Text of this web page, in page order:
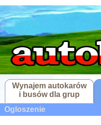
Wynajem autokarów
i busów dla grup
Ogloszenie